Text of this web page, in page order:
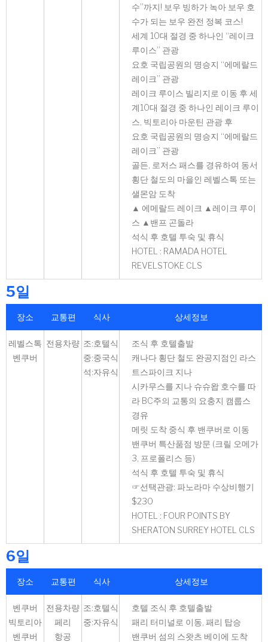
수”까지! 보우 빙하가 녹아 보우 호
수가 되는 보우 완전 정복 코스!
세계 10대 절경 중 하나인 “레이크
루이스” 관광
요호 국립공원의 명승지 “에메랄드
레이크” 관광
레이크 루이스 빌리지로 이동 후 세
계10대 절경 중 하나인 레이크 루이
스, 빅토리아 마운틴 관광 후
요호 국립공원의 명승지 “에메랄드
레이크” 관광
골든, 로저스 패스를 경유하여 동서
횡단 철도의 마을인 레벨스톡 또는
샐몬암 도착
▲ 에메랄드 레이크 ▲레이크 루이
스 ▲밴프 곤돌라
석식 후 호텔 투숙 및 휴식
HOTEL : RAMADA HOTEL
REVELSTOKE CLS
5일
장소 교통편 식사 상세정보
레벨스톡
벤쿠버
전용차량 조:호텔식
중:중국식
석:자유식
조식 후 호텔출발
캐나다 횡단 철도 완공지점인 라스
트스파이크 지나
시카무스를 지나 슈슈왑 호수를 따
라 BC주의 교통의 요충지 캠룹스
경유
메릿 도착 중식 후 밴쿠버로 이동
밴쿠버 특산품점 방문 (크릴 오메가
3, 프로폴리스 등)
석식 후 호텔 투숙 및 휴식
☞선택관광: 파노라마 수상비행기
$230
HOTEL : FOUR POINTS BY
SHERATON SURREY HOTEL CLS
6일
장소 교통편 식사 상세정보
벤쿠버
빅토리아
벤쿠버
전용차량
페리
항공
조:호텔식
중:자유식
호텔 조식 후 호텔출발
패리 터미널로 이동, 패리 탑승
밴쿠버 섬의 스왓츠 베이에 도착